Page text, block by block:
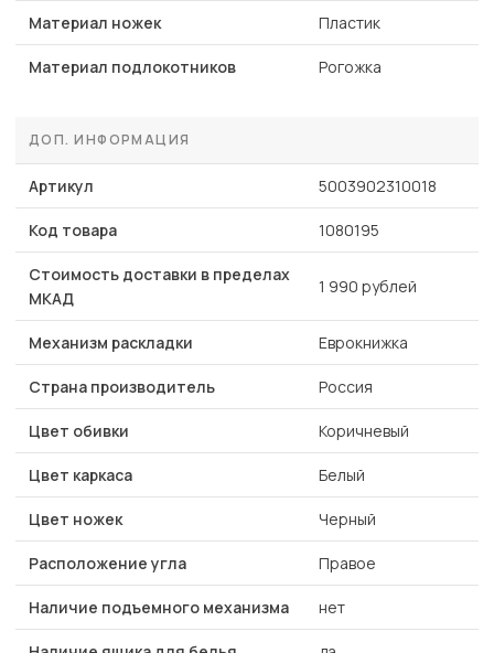
Материал ножек Пластик
Материал подлокотников Рогожка
ДОП. ИНФОРМАЦИЯ
Артикул 5003902310018
Код товара 1080195
Стоимость доставки в пределах
МКАД
1 990 рублей
Механизм раскладки Еврокнижка
Страна производитель Россия
Цвет обивки Коричневый
Цвет каркаса Белый
Цвет ножек Черный
Расположение угла Правое
Наличие подъемного механизма нет